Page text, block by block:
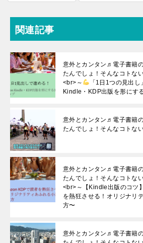
関連記事
意外とカンタン♬電子書籍
たんでしょ！そんなコトな
<br>～
「1日1つの見出
Kindle・KDP出版を形にす
意外とカンタン♬電子書籍
たんでしょ！そんなコトな
意外とカンタン♬電子書籍
たんでしょ！そんなコトな
<br>～【Kindle出版のコツ
を熱狂させる！オリジナリ
方〜
意外とカンタン♬電子書籍